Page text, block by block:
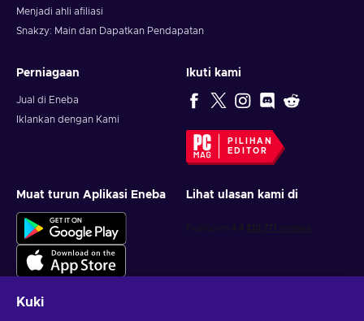
Menjadi ahli afiliasi
Snakzy: Main dan Dapatkan Pendapatan
Perniagaan
Jual di Eneba
Iklankan dengan Kami
Ikuti kami
PILIHAN
EDITOR
Muat turun Aplikasi Eneba Lihat ulasan kami di
Kuki